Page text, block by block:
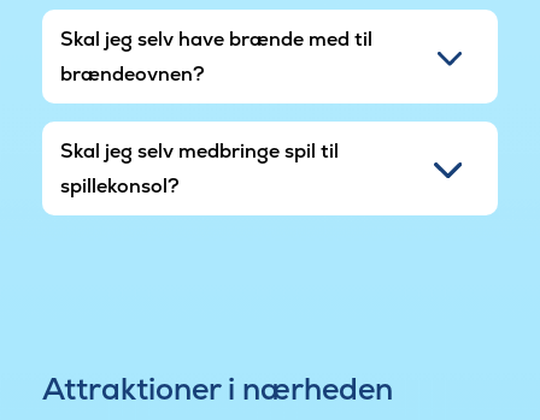
Skal jeg selv have brænde med til
brændeovnen?
Skal jeg selv medbringe spil til
spillekonsol?
Attraktioner i nærheden